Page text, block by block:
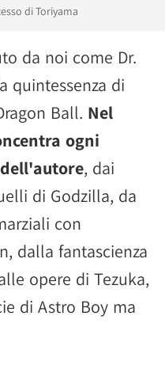
di Toriyama
da noi come Dr.
quintessenza di
Ball. Nel
ogni
, dai
di Godzilla, da
con
dalla fantascienza
opere di Tezuka,
di Astro Boy ma